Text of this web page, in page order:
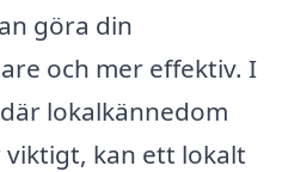
göra din
och mer effektiv. I
lokalkännedom
kan ett lokalt